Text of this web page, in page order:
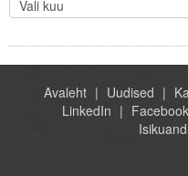
Avaleht Uudised
LinkedIn
Facebook